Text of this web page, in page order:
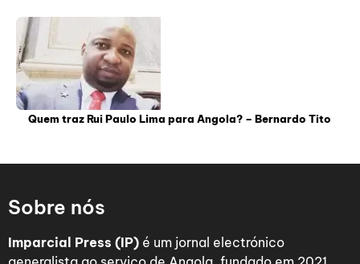
Quem traz Rui Paulo Lima para Angola? – Bernardo Tito
Sobre nós
Imparcial Press (IP) é um jornal electrónico